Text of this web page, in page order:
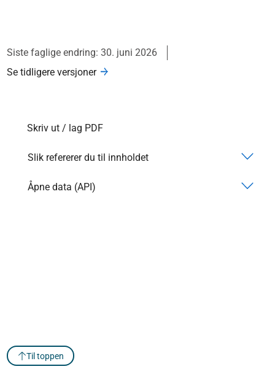
Siste faglige endring: 30. juni 2026
Se tidligere versjoner
Skriv ut / lag PDF
Slik refererer du til innholdet
Åpne data (API)
Til toppen